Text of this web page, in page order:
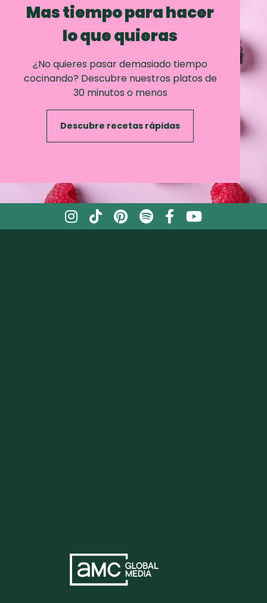
Mas tiempo para hacer
lo que quieras
¿No quieres pasar demasiado tiempo
cocinando? Descubre nuestros platos de
30 minutos o menos
Descubre recetas rápidas